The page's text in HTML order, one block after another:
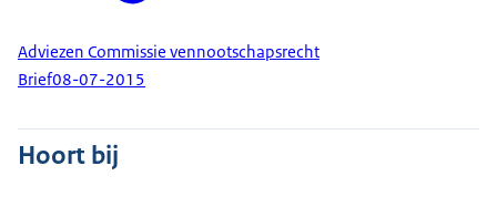
Adviezen Commissie vennootschapsrecht
Brief08-07-2015
Hoort bij